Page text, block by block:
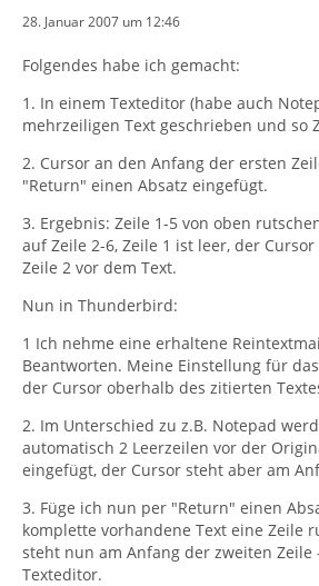
28. Januar 2007 um 12:46
Folgendes habe ich gemacht:
1. In einem Texteditor (habe auch
mehrzeiligen Text geschrieben und so
2. Cursor an den Anfang der ersten
"Return" einen Absatz eingefügt.
3. Ergebnis: Zeile 1-5 von oben
auf Zeile 2-6, Zeile 1 ist leer, der
Zeile 2 vor dem Text.
Nun in Thunderbird:
1 Ich nehme eine erhaltene
Beantworten. Meine Einstellung für
der Cursor oberhalb des zitierten
2. Im Unterschied zu z.B. Notepad
automatisch 2 Leerzeilen vor der
eingefügt, der Cursor steht aber am
3. Füge ich nun per "Return" einen
komplette vorhandene Text eine Zeile
steht nun am Anfang der zweiten Zeile
Texteditor.